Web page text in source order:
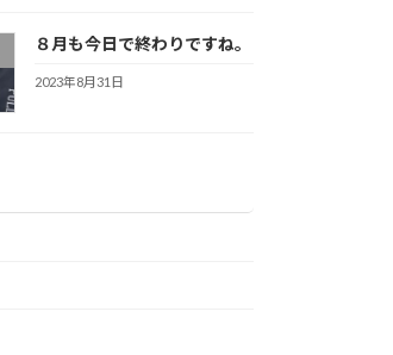
８月も今日で終わりですね。
2023年8月31日